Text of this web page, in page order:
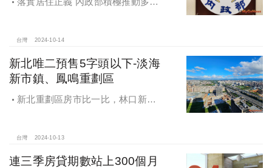
台灣 2024-10-14
新北唯二預售5字頭以下-淡海
新市鎮、鳳鳴重劃區
新北重劃區房市比一比，林口新市
台灣 2024-10-13
連三季房貸期數站上300個月